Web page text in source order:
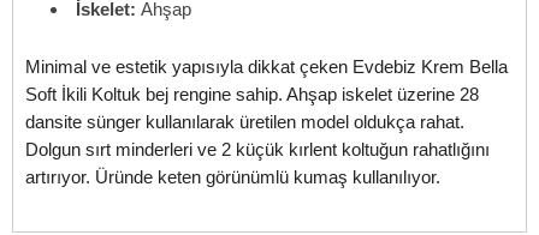
İskelet: Ahşap
Minimal ve estetik yapısıyla dikkat çeken Evdebiz Krem Bella
Soft İkili Koltuk bej rengine sahip. Ahşap iskelet üzerine 28
dansite sünger kullanılarak üretilen model oldukça rahat.
Dolgun sırt minderleri ve 2 küçük kırlent koltuğun rahatlığını
artırıyor. Üründe keten görünümlü kumaş kullanılıyor.